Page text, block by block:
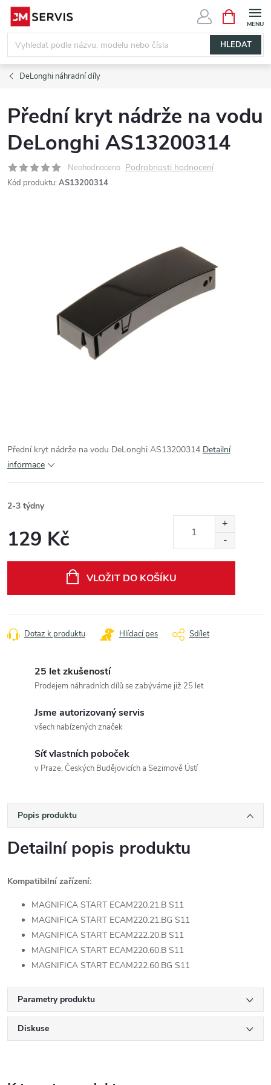
Přejít
obsah
HLEDAT
NÁKUPNÍ
KOŠÍK
DeLonghi náhradní díly
Přední kryt nádrže na vodu
DeLonghi AS13200314
Neohodnoceno Podrobnosti hodnocení
Kód produktu: AS13200314
Přední kryt nádrže na vodu DeLonghi AS13200314 Detailní
informace
2-3 týdny
129 Kč
VLOŽIT DO KOŠÍKU
Dotaz k produktu Hlídací pes Sdílet
25 let zkušeností
Prodejem náhradních dílů se zabýváme již 25 let
Jsme autorizovaný servis
všech nabízených značek
Síť vlastních poboček
v Praze, Českých Budějovicích a Sezimově Ústí
Popis produktu
Detailní popis produktu
Kompatibilní zařízení:
MAGNIFICA START ECAM220.21.B S11
MAGNIFICA START ECAM220.21.BG S11
MAGNIFICA START ECAM222.20.B S11
MAGNIFICA START ECAM220.60.B S11
MAGNIFICA START ECAM222.60.BG S11
Parametry produktu
Diskuse